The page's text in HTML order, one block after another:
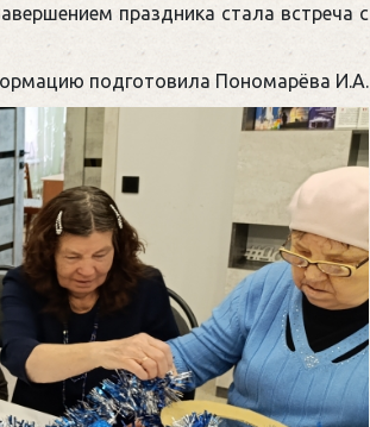
праздника стала встреча с
подготовила Пономарёва И.А.